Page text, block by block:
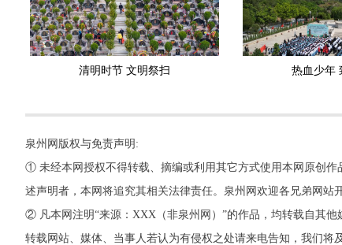
清明时节 文明祭扫 热血少年
泉州网版权与免责声明:
① 未经本网授权不得转载、摘编或利用其它方式使用本网原创作
述声明者，本网将追究其相关法律责任。泉州网欢迎各兄弟网站
② 凡本网注明“来源：XXX（非泉州网）”的作品，均转载自其
转载网站、媒体、当事人若认为有侵权之处请来电告知，我们将